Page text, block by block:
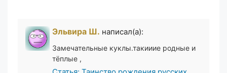
Эльвира Ш. написал(а):
Замечательные куклы.такииие родные и
тёплые ,